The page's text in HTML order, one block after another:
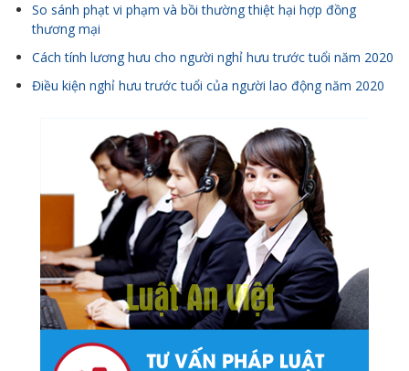
So sánh phạt vi phạm và bồi thường thiệt hại hợp đồng
thương mại
Cách tính lương hưu cho người nghỉ hưu trước tuổi năm 2020
Điều kiện nghỉ hưu trước tuổi của người lao động năm 2020